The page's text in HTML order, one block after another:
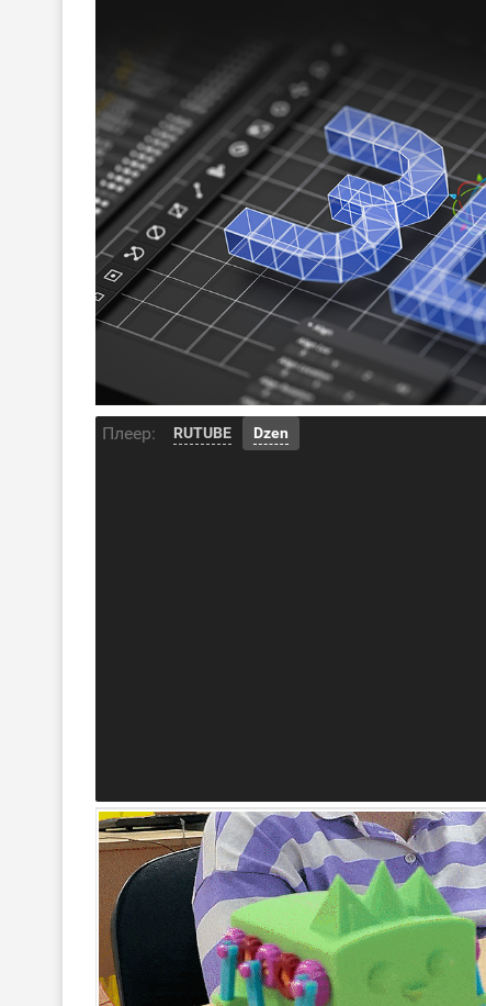
Плеер: RUTUBE Dzen